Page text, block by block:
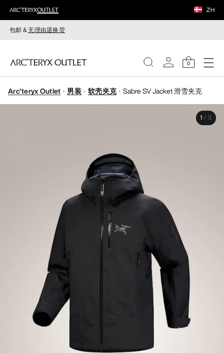
ZH
包邮 &无理由退换货
0
女装
Arc'teryx Outlet 男装 软壳夹克 Sabre SV Jacket 滑雪夹克
1 / 3